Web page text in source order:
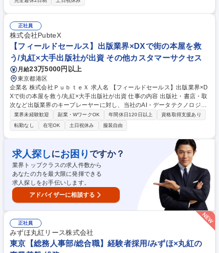
職・美容部員の中途採用、採用ブランディング ・評価・育成：評価制度運
用や改定提案、各種研修企画 ・給与労務：労務管理体制の統括、効率化
・総務：オフィス環境整備、福利厚生企画 【魅力】裁量大きく組織構築に
携われます。成果によりマネージャーへの昇格も可能！週2日の在宅勤
務・フレックスで柔軟に働けます。 募集職種 【青山/ETVOS/人事総務】
化粧品ブランド/フレックス制/丸紅グループ/在宅勤務可
正社員
株式会社PubteX
【フィールドセールス】出版業界×DXで街の本屋を救
う/丸紅×大手出版社が出資 その他カスタマーサクセス
月給23万5000円以上
東京都港区
企業名 株式会社ＰｕｂｔｅＸ 求人名 【フィールドセールス】出版業界×D
Xで街の本屋を救う/丸紅×大手出版社が出資 仕事の内容 出版社・書店・取
次など出版業界のキープレーヤーに対し、当社のAI・データテクノロジー
を活用した課題解決提案を行い、顧客開拓から商談設計、提案、契約、導
入に向けた社内外調整までをリードいただきます。 【具体的には】■アカ
ウントグロース：既存顧客へのアップセル提案と継続的な関係構築■顧客
提案・契約管理：出版業界顧客への課題ヒアリング、仮説構築、ソリュー
ション提案から契約管理までを一貫して担当■全体戦略・KPI管理:営業戦
略の設計・実行、および営業KPI達成に向けた施策推進■企画・プロセス改
善:営業プロセスの改善・資料最適化、および業界動向を踏まえた新サービ
ス・マーケティング企画の立案・実行 募集職種 【フィールドセールス】
出版業界×DXで街の本屋を救う/丸紅×大手出版社が出資
業界未経験歓迎 副業・WワークOK 年間休日120日以上
資格取得支援あり
転勤なし
在宅OK 土日祝休み 服装自由
求人探しにお困り ですか？
業界トップクラスの求人件数から
あなたの力を最大限に発揮できる
求人探しをお手伝いします。
アドバイザーに相談する
正社員
みずほ丸紅リース株式会社
東京【総務人事部/総合職】経験者採用/みずほ×丸紅の